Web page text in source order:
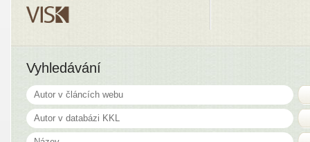
Vyhledávání